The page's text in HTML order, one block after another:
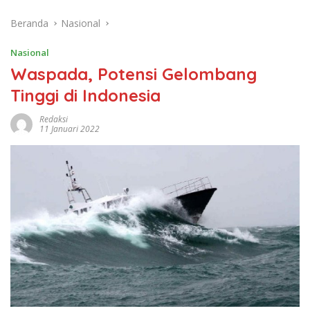
Beranda Nasional
Nasional
Waspada, Potensi Gelombang
Tinggi di Indonesia
Redaksi
11 Januari 2022